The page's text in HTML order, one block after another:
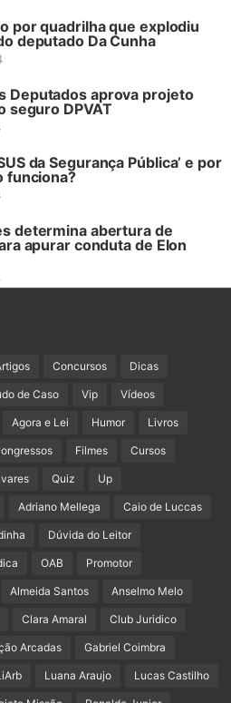
por quadrilha que explodiu
deputado Da Cunha
Deputados aprova projeto
seguro DPVAT
da Segurança Pública’ e por
funciona?
determina abertura de
apurar conduta de Elon
Concursos Dicas
de Caso Vip Vídeos
Agora e Lei Humor Livros
Filmes Cursos
Quiz Up
Adriano Mellega Caio de Luccas
Dúvida do Leitor
OAB Promotor
Almeida Santos Anselmo Melo
Clara Amaral Club Juridico
Arcadas Gabriel Coimbra
Luana Araujo Lucas Castilho